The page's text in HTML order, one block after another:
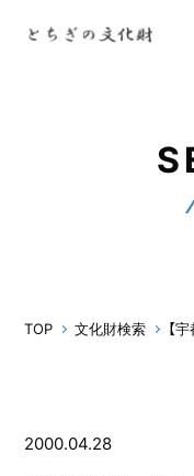
TOP 文化財検索 【
2000.04.28